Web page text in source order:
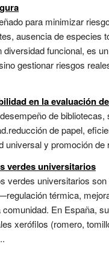
para minimizar
ausencia de especies
funcional, es
gestionar riesgos
en la evaluación
de
de papel,
universal y promoción
verdes universitarios
verdes universitarios
térmica,
comunidad. En España,
xerófilos (romero,